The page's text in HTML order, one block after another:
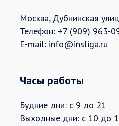
Москва, Дубнинская
Телефон: +7 (909) 963-
E-mail: info@insliga.ru
Часы работы
Будние дни: с 9 до 21
Выходные дни: с 10 до